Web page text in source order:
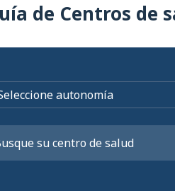
de Centros de